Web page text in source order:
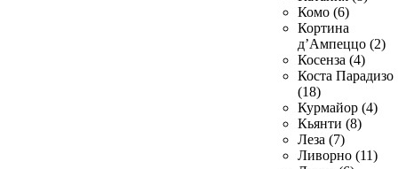
Комо (6)
Кортина
д’Ампеццо (2)
Косенза (4)
Коста Парадизо
(18)
Курмайор (4)
Кьянти (8)
Леза (7)
Ливорно (11)